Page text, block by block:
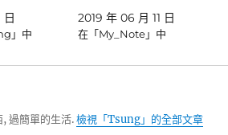
日
」中
2019 年 06 月 11 日
在「My_Note」中
過簡單的生活.檢視「Tsung」的全部文章